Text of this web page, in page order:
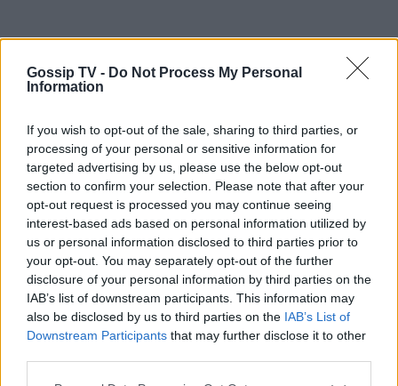
Gossip TV - Do Not Process My Personal
Information
If you wish to opt-out of the sale, sharing to third parties, or
processing of your personal or sensitive information for
targeted advertising by us, please use the below opt-out
section to confirm your selection. Please note that after your
opt-out request is processed you may continue seeing
interest-based ads based on personal information utilized by
us or personal information disclosed to third parties prior to
your opt-out. You may separately opt-out of the further
disclosure of your personal information by third parties on the
IAB’s list of downstream participants. This information may
also be disclosed by us to third parties on the IAB’s List of
Downstream Participants that may further disclose it to other